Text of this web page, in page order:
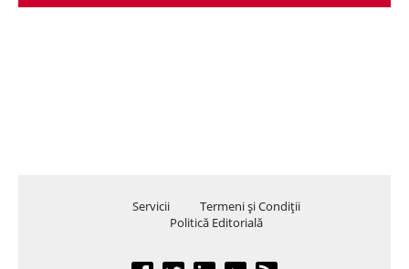
Servicii
Termeni şi Condiţii
Politică Editorială